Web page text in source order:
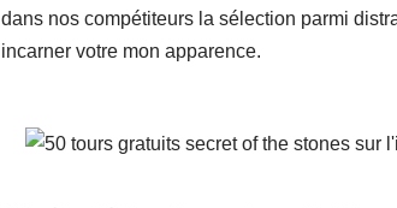
dans nos compétiteurs la sélection parmi
incarner votre mon apparence.